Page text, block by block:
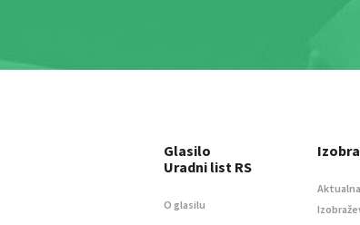
Glasilo
Uradni list RS
O glasilu